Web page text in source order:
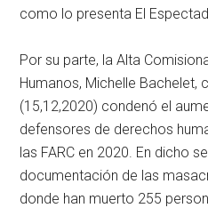
como lo presenta El
Por su parte, la Alta
Humanos, Michelle Bachelet,
(15,12,2020) condenó el
defensores de derechos
las FARC en 2020. En dicho
documentación de las
donde han muerto 255